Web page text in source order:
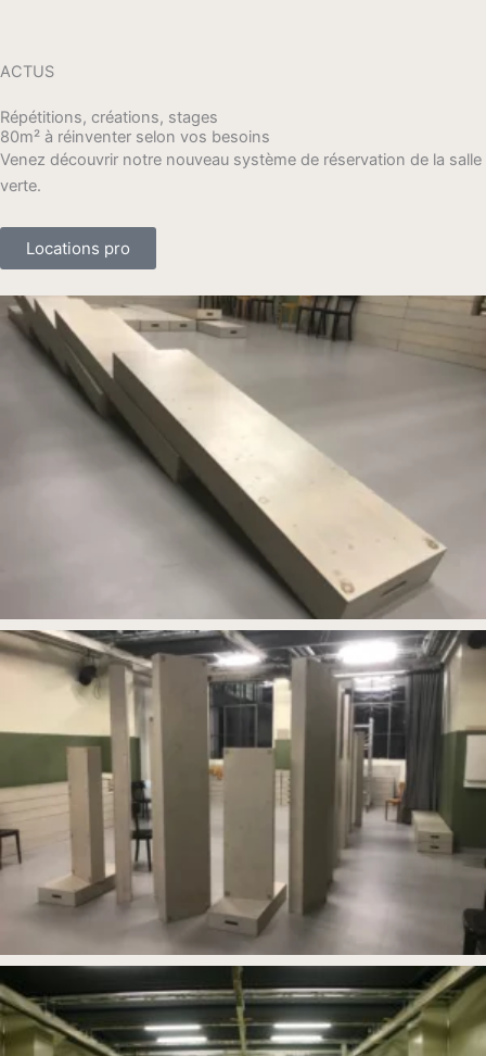
ACTUS
Répétitions, créations, stages
80m² à réinventer selon vos besoins
Venez découvrir notre nouveau système de réservation de la salle
verte.
Locations pro